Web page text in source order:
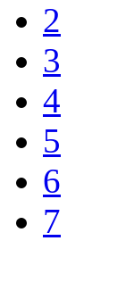
2
3
4
5
6
7